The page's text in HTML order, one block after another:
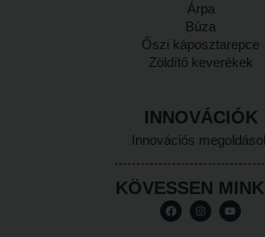
Árpa
Búza
Őszi káposztarepce
Zöldítő keverékek
INNOVÁCIÓK
Innovációs
KÖVESSEN